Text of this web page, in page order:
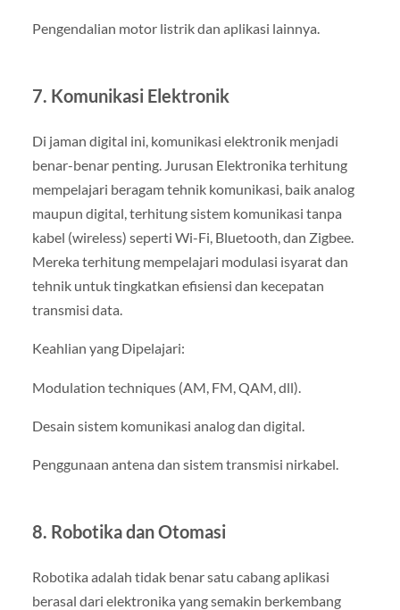
Pengendalian motor listrik dan aplikasi lainnya.
7. Komunikasi Elektronik
Di jaman digital ini, komunikasi elektronik menjadi
benar-benar penting. Jurusan Elektronika terhitung
mempelajari beragam tehnik komunikasi, baik analog
maupun digital, terhitung sistem komunikasi tanpa
kabel (wireless) seperti Wi-Fi, Bluetooth, dan Zigbee.
Mereka terhitung mempelajari modulasi isyarat dan
tehnik untuk tingkatkan efisiensi dan kecepatan
transmisi data.
Keahlian yang Dipelajari:
Modulation techniques (AM, FM, QAM, dll).
Desain sistem komunikasi analog dan digital.
Penggunaan antena dan sistem transmisi nirkabel.
8. Robotika dan Otomasi
Robotika adalah tidak benar satu cabang aplikasi
berasal dari elektronika yang semakin berkembang